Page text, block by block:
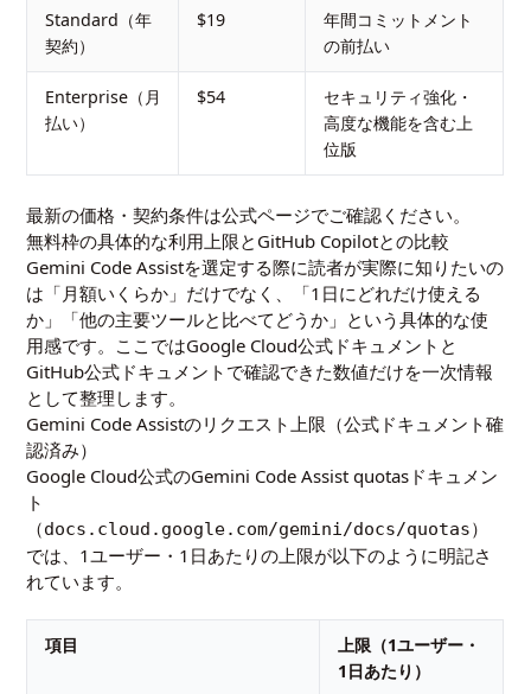
Standard（年
契約）
$19
年間コミットメント
の前払い
Enterprise（月
払い）
$54
セキュリティ強化・
高度な機能を含む上
位版
最新の価格・契約条件は公式ページでご確認ください。
無料枠の具体的な利用上限とGitHub Copilotとの比較
Gemini Code Assistを選定する際に読者が実際に知りたいの
は「月額いくらか」だけでなく、「1日にどれだけ使える
か」「他の主要ツールと比べてどうか」という具体的な使
用感です。ここではGoogle Cloud公式ドキュメントと
GitHub公式ドキュメントで確認できた数値だけを一次情報
として整理します。
Gemini Code Assistのリクエスト上限（公式ドキュメント確
認済み）
Google Cloud公式のGemini Code Assist quotasドキュメン
ト
（docs.cloud.google.com/gemini/docs/quotas）
では、1ユーザー・1日あたりの上限が以下のように明記さ
れています。
項目
上限（1ユーザー・
1日あたり）